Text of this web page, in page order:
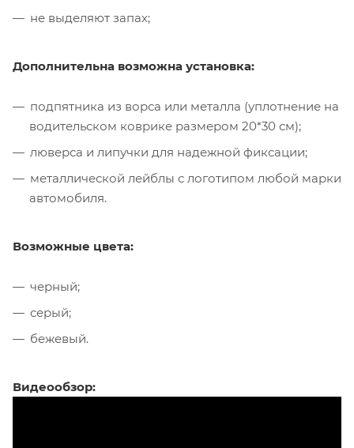
не выделяют запах;
Дополнительна возможна установка:
подпятника из ворса или металла (уплотнение на
водительском коврике размером 20*30 см);
люверса и липучки для надежной фиксации;
металлической лейблы с логотипом любой марки
автомобиля.
Возможные цвета:
черный;
серый;
бежевый.
Видеообзор: